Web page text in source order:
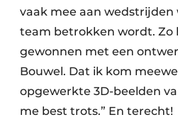
vaak mee aan wedstrijden
team betrokken wordt. Zo
gewonnen met een
Bouwel. Dat ik kom
opgewerkte 3D-beelden
me best trots.” En terecht!